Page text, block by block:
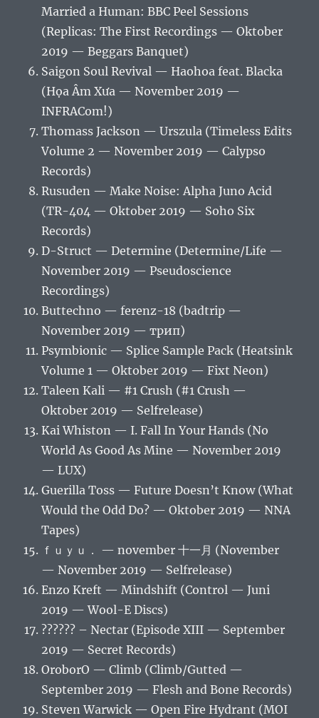
Married a Human: BBC Peel Sessions
(Replicas: The First Recordings — Oktober
2019 — Beggars Banquet)
Saigon Soul Revival — Haohoa feat. Blacka
(Họa Âm Xưa — November 2019 —
INFRACom!)
Thomass Jackson — Urszula (Timeless Edits
Volume 2 — November 2019 — Calypso
Records)
Rusuden — Make Noise: Alpha Juno Acid
(TR​-​404 — Oktober 2019 — Soho Six
Records)
D-Struct — Determine (Determine/Life —
November 2019 — Pseudoscience
Recordings)
Buttechno — ferenz-18 (badtrip —
November 2019 — трип)
Psymbionic — Splice Sample Pack (Heatsink
Volume 1 — Oktober 2019 — Fixt Neon)
Taleen Kali — #1 Crush (#1 Crush —
Oktober 2019 — Selfrelease)
Kai Whiston — I. Fall In Your Hands (No
World As Good As Mine — November 2019
— LUX)
Guerilla Toss — Future Doesn’t Know (What
Would the Odd Do? — Oktober 2019 — NNA
Tapes)
ｆｕｙｕ． — november 十一月 (November
— November 2019 — Selfrelease)
Enzo Kreft — Mindshift (Control — Juni
2019 — Wool-E Discs)
?????? – Nectar (Episode XIII — September
2019 — Secret Records)
OroborO — Climb (Climb/Gutted —
September 2019 — Flesh and Bone Records)
Steven Warwick — Open Fire Hydrant (MOI